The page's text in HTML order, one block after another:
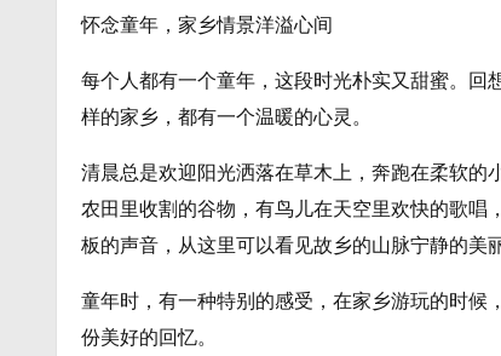
怀念童年，家乡情景洋溢心间
每个人都有一个童年，这段时光朴实又甜蜜。回
样的家乡，都有一个温暖的心灵。
清晨总是欢迎阳光洒落在草木上，奔跑在柔软
农田里收割的谷物，有鸟儿在天空里欢快的歌
板的声音，从这里可以看见故乡的山脉宁静的美
童年时，有一种特别的感受，在家乡游玩的时候
份美好的回忆。